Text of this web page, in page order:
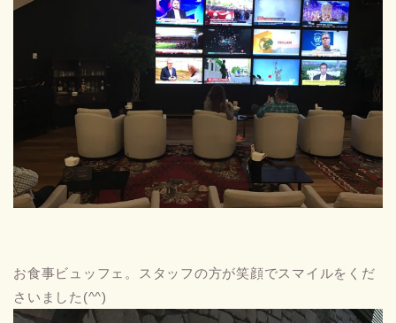
お食事ビュッフェ。スタッフの方が笑顔でスマイルをくだ
さいました(^^)